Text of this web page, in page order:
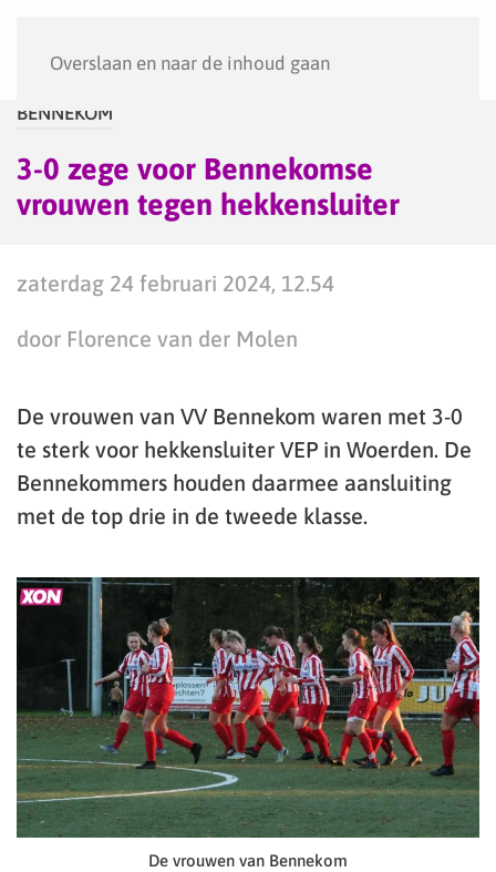
Overslaan en naar de inhoud gaan
BENNEKOM
3-0 zege voor Bennekomse
vrouwen tegen hekkensluiter
zaterdag 24 februari 2024, 12.54
door Florence van der Molen
De vrouwen van VV Bennekom waren met 3-0
te sterk voor hekkensluiter VEP in Woerden. De
Bennekommers houden daarmee aansluiting
met de top drie in de tweede klasse.
De vrouwen van Bennekom